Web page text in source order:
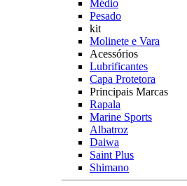
Médio
Pesado
kit
Molinete e Vara
Acessórios
Lubrificantes
Capa Protetora
Principais Marcas
Rapala
Marine Sports
Albatroz
Daiwa
Saint Plus
Shimano